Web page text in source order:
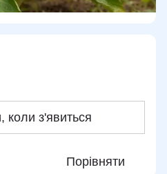
коли з'явиться
Порівняти